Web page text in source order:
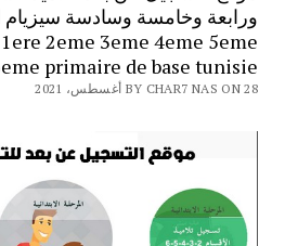
2eme 3eme 4eme 5eme
primaire de base tunisie
BY CHAR7 NAS ON 28 أغسطس، 2021